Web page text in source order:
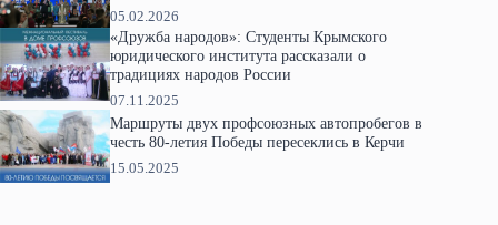
05.02.2026
«Дружба народов»: Студенты Крымского
юридического института рассказали о
традициях народов России
07.11.2025
Маршруты двух профсоюзных автопробегов в
честь 80-летия Победы пересеклись в Керчи
15.05.2025